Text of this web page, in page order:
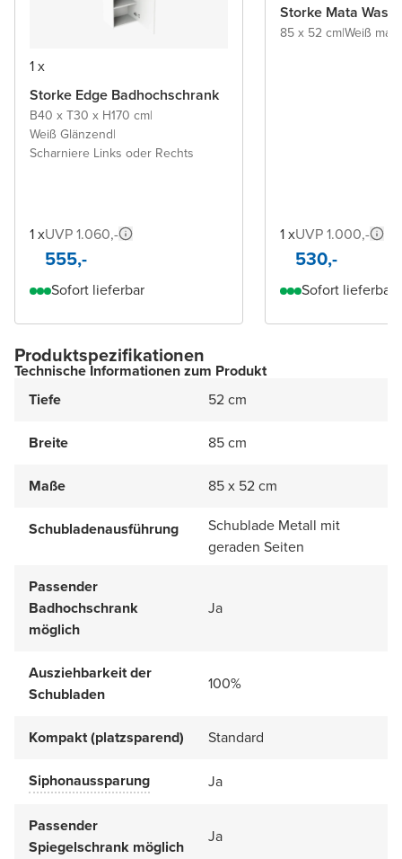
1 x
Storke Edge Badhochschrank
B40 x T30 x H170 cm|
Weiß Glänzend|
Scharniere Links oder Rechts
1 xUVP 1.060,-
555,-
Sofort lieferbar
Storke Mata
85 x 52 cm|Weiß matt
1 xUVP 1.000,-
530,-
Sofort lieferbar
Produktspezifikationen
Technische Informationen zum Produkt
Tiefe
52 cm
Breite 85 cm
Maße 85 x 52 cm
Schubladenausführung
Schublade Metall mit
geraden Seiten
Passender
Badhochschrank
möglich
Ja
Ausziehbarkeit der
Schubladen
100%
Kompakt (platzsparend) Standard
Siphonaussparung Ja
Passender
Spiegelschrank möglich
Ja